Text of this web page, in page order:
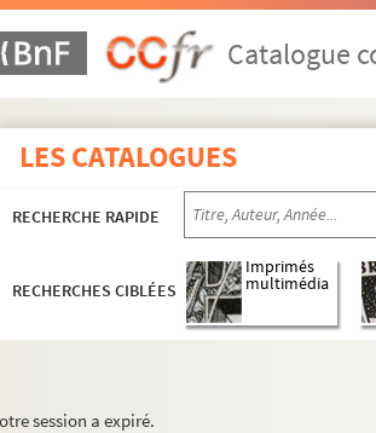
Catalogue
LES CATALOGUES
RECHERCHE RAPIDE
RECHERCHES CIBLÉES
Imprimés
multimédia
session a expiré.